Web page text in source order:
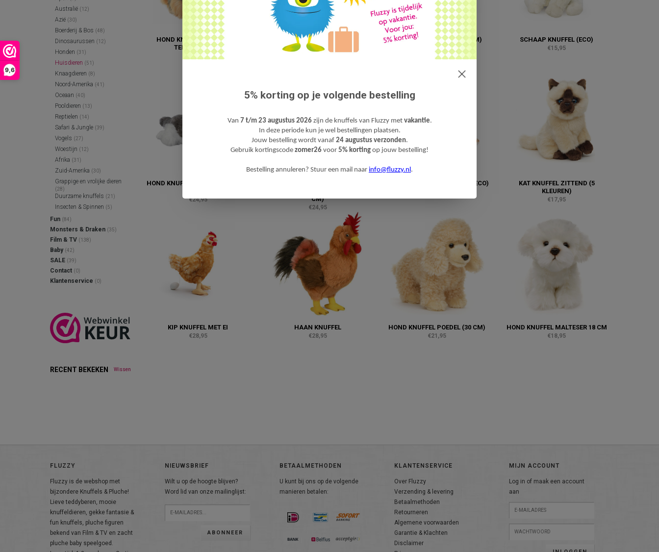
9,6
Australië (12)
Azië (30)
Boerderij & Bos (48)
Dinosaurussen (12)
Honden (31)
Huisdieren (51)
Knaagdieren (8)
Noord-Amerika (41)
Oceaan (40)
Pooldieren (13)
Reptielen (14)
Safari & Jungle (39)
Vogels (27)
Woestijn (12)
Afrika (31)
Zuid-Amerika (30)
Grappige en vrolijke dieren
(28)
Duurzame knuffels (21)
Insecten & Spinnen (5)
Fun (84)
Monsters & Draken (35)
Film & TV (138)
Baby (42)
SALE (39)
Contact (0)
Klantenservice (0)
RECENT BEKEKEN Wissen
HOND KNUFFEL YORKSHIRE
TERRIËR YORKIE
€19,95
HOND KNUFFEL AUSTRALISCHE
HERDER PUP
SPIN KNUFFEL BRUIN (32 CM)
€19,95
SCHAAP KNUFFEL (ECO)
€15,95
HOND KNUFFEL HUSKY (LIGGEND,
€24,95
CM)
€24,95
SCHILDPAD KNUFFEL BRUIN (ECO)
KAT KNUFFEL ZITTEND (5
KLEUREN)
€17,95
KIP KNUFFEL MET EI
€28,95
HAAN KNUFFEL
€28,95
HOND KNUFFEL POEDEL (30 CM)
€21,95
HOND KNUFFEL MALTESER 18 CM
€18,95
FLUZZY
Fluzzy is de webshop met
bijzondere Knuffels & Pluche!
Lieve teddyberen, mooie
knuffeldieren, gekke fantasie &
fun knuffels, pluche figuren
bekend van Film & TV en zacht
pluche baby speelgoed.
NIEUWSBRIEF
Wilt u op de hoogte blijven?
Word lid van onze mailinglijst:
ABONNEER
BETAALMETHODEN
U kunt bij ons op de volgende
manieren betalen:
KLANTENSERVICE
Over Fluzzy
Verzending & levering
Betaalmethoden
Retourneren
Algemene voorwaarden
Garantie & Klachten
Disclaimer
MIJN ACCOUNT
Log in of maak een account
aan
5% korting op je volgende bestelling
Van 7 t/m 23 augustus 2026zijn de knuffels van Fluzzy met vakantie.
In deze periode kun je wel bestellingen plaatsen.
Jouw bestelling wordt vanaf 24 augustus verzonden.
Gebruik kortingscode zomer26 voor 5% korting op jouw bestelling!
Bestelling annuleren? Stuur een mail naar info@fluzzy.nl .